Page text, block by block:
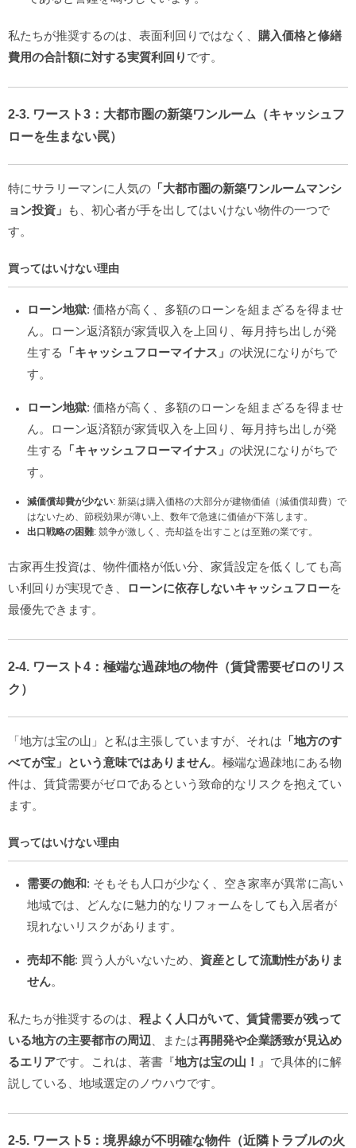
私たちが推奨するのは、表面利回りではなく、
購入価格と修繕
費用の合計額に対する実質利回り です。
2-3. ワースト3：大都市圏の新築ワンルーム（キャッシュフ
ローを生まない罠）
特にサラリーマンに人気の 「大都市圏の新築ワンルームマンシ
ョン投資」
も、初心者が手を出してはいけない物件の一つで
す。
買ってはいけない理由
ローン地獄: 価格が高く、多額のローンを組まざるを得ませ
ん。ローン返済額が家賃収入を上回り、毎月持ち出しが発
生する
「キャッシュフローマイナス」 の状況になりがちで
す。
ローン地獄: 価格が高く、多額のローンを組まざるを得ませ
ん。ローン返済額が家賃収入を上回り、毎月持ち出しが発
生する
「キャッシュフローマイナス」 の状況になりがちで
す。
減価償却費が少ない: 新築は購入価格の大部分が建物価値（減価償却費）で
はないため、節税効果が薄い上、数年で急速に価値が下落します。
出口戦略の困難: 競争が激しく、売却益を出すことは至難の業です。
古家再生投資は、物件価格が低い分、家賃設定を低くしても高
い利回りが実現でき、
ローンに依存しないキャッシュフローを
最優先できます。
2-4. ワースト4：極端な過疎地の物件（賃貸需要ゼロのリス
ク）
「地方は宝の山」と私は主張していますが、それは 「地方のす
べてが宝」という意味ではありません。極端な過疎地にある物
件は、賃貸需要がゼロであるという致命的なリスクを抱えてい
ます。
買ってはいけない理由
需要の飽和: そもそも人口が少なく、空き家率が異常に高い
地域では、どんなに魅力的なリフォームをしても入居者が
現れないリスクがあります。
売却不能: 買う人がいないため、 資産として流動性がありま
せん。
私たちが推奨するのは、 程よく人口がいて、賃貸需要が残って
いる地方の主要都市の周辺
、または再開発や企業誘致が見込め
るエリアです。これは、著書『地方は宝の山！ 』で具体的に解
説している、地域選定のノウハウです。
2-5. ワースト5：境界線が不明確な物件（近隣トラブルの火